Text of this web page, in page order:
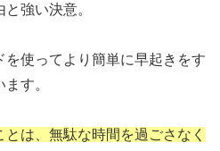
強い決意。
使ってより簡単に早起きをす
す。
は、無駄な時間を過ごさなく